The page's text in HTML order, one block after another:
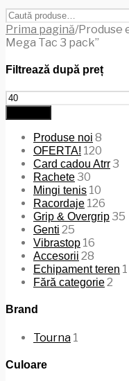
Caută
după:
Prima pagină/Produse
Mega Tac 3 pack”
Filtrează după preț
Preț
minim
Produse noi 8
OFERTA! 120
Card cadou Atrr3
Rachete30
Mingi tenis 10
Racordaje 126
Grip & Overgrip35
Genti 25
Vibrastop 16
Accesorii 28
Echipament teren 1
Fără categorie2
Brand
Tourna 1
Culoare